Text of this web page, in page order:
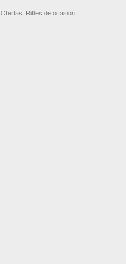
Ofertas, Rifles de ocasión